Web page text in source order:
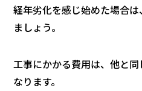
経年劣化を感じ始めた場合
ましょう。
工事にかかる費用は、他と
なります。